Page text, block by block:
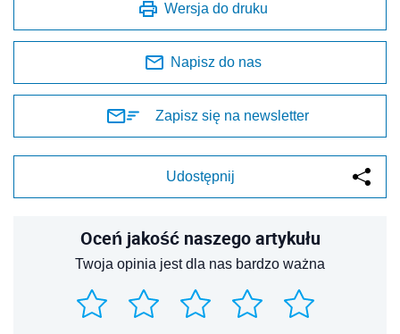
Wersja do druku
Napisz do nas
Zapisz się na newsletter
Udostępnij
Oceń jakość naszego artykułu
Twoja opinia jest dla nas bardzo ważna